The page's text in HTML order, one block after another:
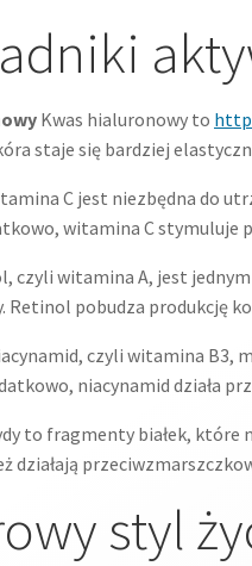
Kwas hialuronowy to
staje się bardziej
C jest niezbędna do
witamina C stymuluje
czyli witamina A, jest
Retinol pobudza produkcję
czyli witamina B3,
niacynamid działa
to fragmenty białek, które
działają
styl